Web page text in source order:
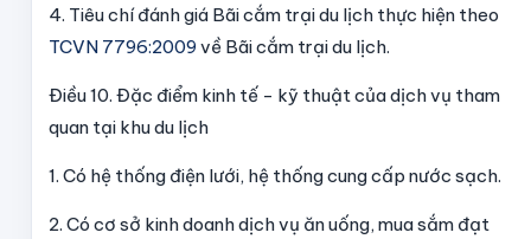
4. Tiêu chí đánh giá Bãi cắm trại du lịch thực hiện theo
TCVN 7796:2009 về Bãi cắm trại du lịch.
Điều 10. Đặc điểm kinh tế - kỹ thuật của dịch vụ tham
quan tại khu du lịch
1. Có hệ thống điện lưới, hệ thống cung cấp nước sạch.
2. Có cơ sở kinh doanh dịch vụ ăn uống, mua sắm đạt